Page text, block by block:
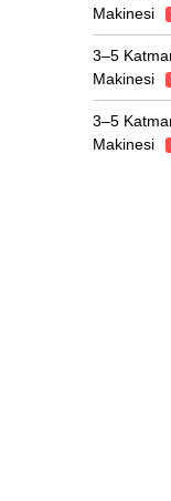
Makinesi
3–5
Makinesi
3–5
Makinesi